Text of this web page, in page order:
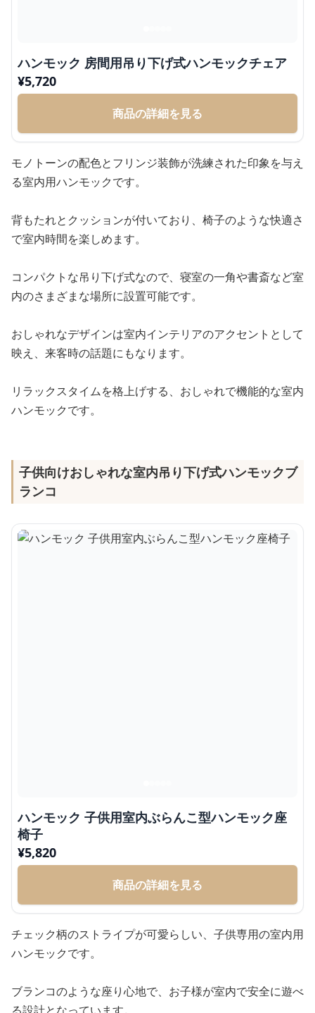
ハンモック 房間用吊り下げ式ハンモックチェア
¥5,720
商品の詳細を見る
モノトーンの配色とフリンジ装飾が洗練された印象を与え
る室内用ハンモックです。
背もたれとクッションが付いており、椅子のような快適さ
で室内時間を楽しめます。
コンパクトな吊り下げ式なので、寝室の一角や書斎など室
内のさまざまな場所に設置可能です。
おしゃれなデザインは室内インテリアのアクセントとして
映え、来客時の話題にもなります。
リラックスタイムを格上げする、おしゃれで機能的な室内
ハンモックです。
子供向けおしゃれな室内吊り下げ式ハンモックブ
ランコ
ハンモック 子供用室内ぶらんこ型ハンモック座
椅子
¥5,820
商品の詳細を見る
チェック柄のストライプが可愛らしい、子供専用の室内用
ハンモックです。
ブランコのような座り心地で、お子様が室内で安全に遊べ